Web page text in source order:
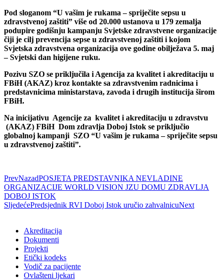
Pod sloganom “U vašim je rukama – spriječite sepsu u
zdravstvenoj zaštiti” više od 20.000 ustanova u 179 zemalja
podupire godišnju kampanju Svjetske zdravstvene organizacije
čiji je cilj prevencija sepse u zdravstvenoj zaštiti i kojom
Svjetska zdravstvena organizacija ove godine obilježava 5. maj
– Svjetski dan higijene ruku.
Pozivu SZO se priključila i Agencija za kvalitet i akreditaciju u
FBiH (AKAZ) kroz kontakte sa zdravstvenim radnicima i
predstavnicima ministarstava, zavoda i drugih institucija širom
FBiH.
Na inicijativu Agencije za kvalitet i akreditaciju u zdravstvu
(AKAZ) FBiH Dom zdravlja Doboj Istok se priključio
globalnoj kampanji SZO “U vašim je rukama – spriječite sepsu
u zdravstvenoj zaštiti”.
PrevNazadPOSJETA PREDSTAVNIKA NEVLADINE
ORGANIZACIJE WORLD VISION JZU DOMU ZDRAVLJA
DOBOJ ISTOK
SljedećePredsjednik RVI Doboj Istok uručio zahvalnicuNext
Akreditacija
Dokumenti
Projekti
Etički kodeks
Vodič za pacijente
Ovlašteni ljekari